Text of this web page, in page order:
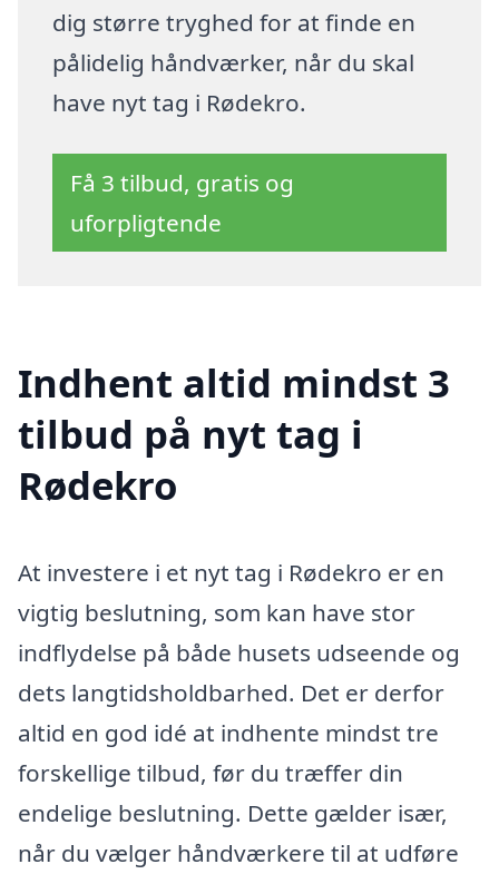
dig større tryghed for at finde en
pålidelig håndværker, når du skal
have nyt tag i Rødekro.
Få 3 tilbud, gratis og
uforpligtende
Indhent altid mindst 3
tilbud på nyt tag i
Rødekro
At investere i et nyt tag i Rødekro er en
vigtig beslutning, som kan have stor
indflydelse på både husets udseende og
dets langtidsholdbarhed. Det er derfor
altid en god idé at indhente mindst tre
forskellige tilbud, før du træffer din
endelige beslutning. Dette gælder især,
når du vælger håndværkere til at udføre